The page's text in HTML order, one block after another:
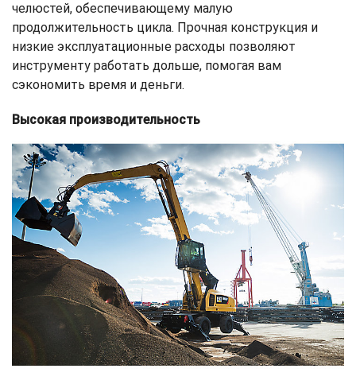
челюстей, обеспечивающему малую
продолжительность цикла. Прочная конструкция и
низкие эксплуатационные расходы позволяют
инструменту работать дольше, помогая вам
сэкономить время и деньги.
Высокая производительность